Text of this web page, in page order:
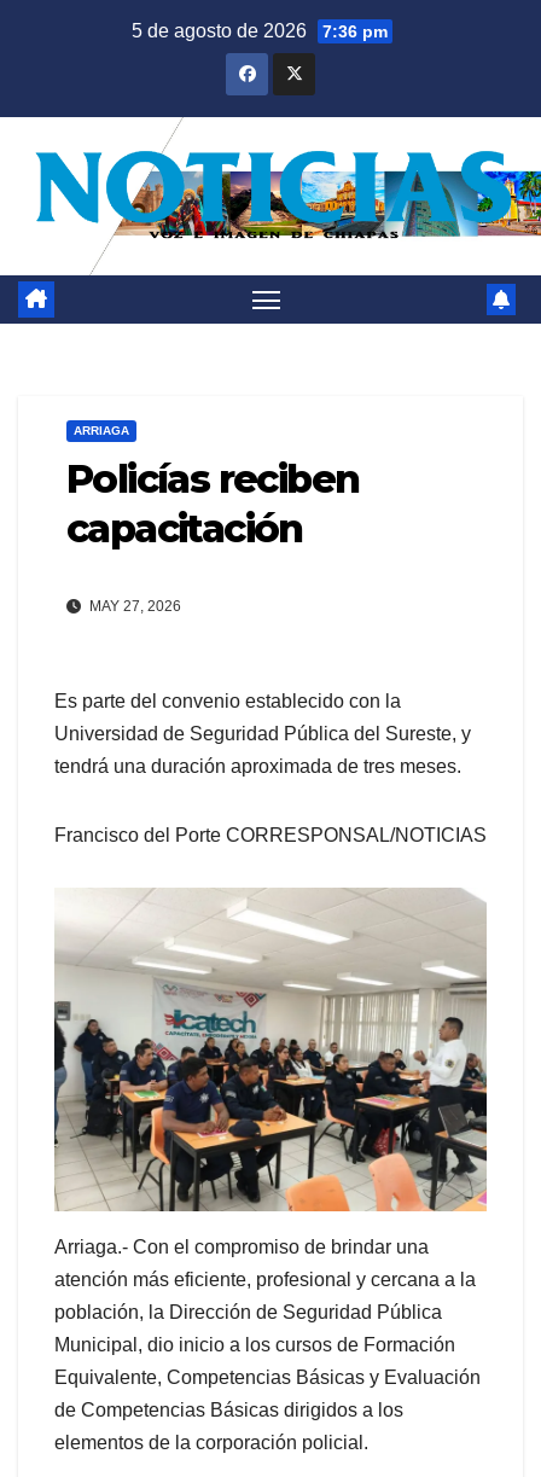
5 de agosto de 2026 7:36 pm
ARRIAGA
Policías reciben
capacitación
MAY 27, 2026
Es parte del convenio establecido con la
Universidad de Seguridad Pública del Sureste, y
tendrá una duración aproximada de tres meses.
Francisco del Porte CORRESPONSAL/NOTICIAS
Arriaga.- Con el compromiso de brindar una
atención más eficiente, profesional y cercana a la
población, la Dirección de Seguridad Pública
Municipal, dio inicio a los cursos de Formación
Equivalente, Competencias Básicas y Evaluación
de Competencias Básicas dirigidos a los
elementos de la corporación policial.